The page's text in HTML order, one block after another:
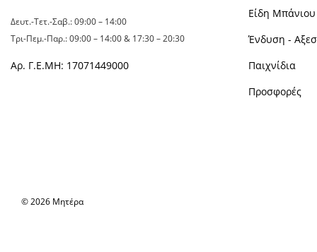
Δευτ.-Τετ.-Σαβ.: 09:00 – 14:00
Τρι-Πεμ.-Παρ.: 09:00 – 14:00 & 17:30 – 20:30
Αρ. Γ.Ε.ΜΗ: 17071449000
Είδη Μπάνιου
Ένδυση -
Παιχνίδια
Προσφορές
© 2026 Μητέρα